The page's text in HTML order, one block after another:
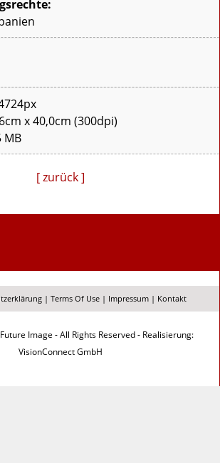
x 40,0cm (300dpi)
MB
[ zurück ]
| Terms Of Use| Impressum| Kontakt
Image - All Rights Reserved - Realisierung:
VisionConnect GmbH